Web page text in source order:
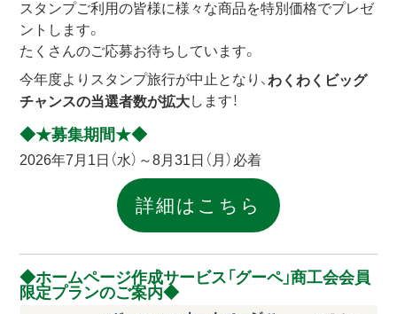
スタンプご利用の皆様に様々な商品を特別価格でプレゼ
ントします。
たくさんのご応募お待ちしています。
今年度よりスタンプ旅行が中止となり、 わくわくビッグ
チャンスの当選者数が拡大します！
★募集期間★
2026年7月1日（水）～8月31日（月）必着
詳細はこちら
ホームページ作成サービス「グーペ」商工会会員
限定プランのご案内